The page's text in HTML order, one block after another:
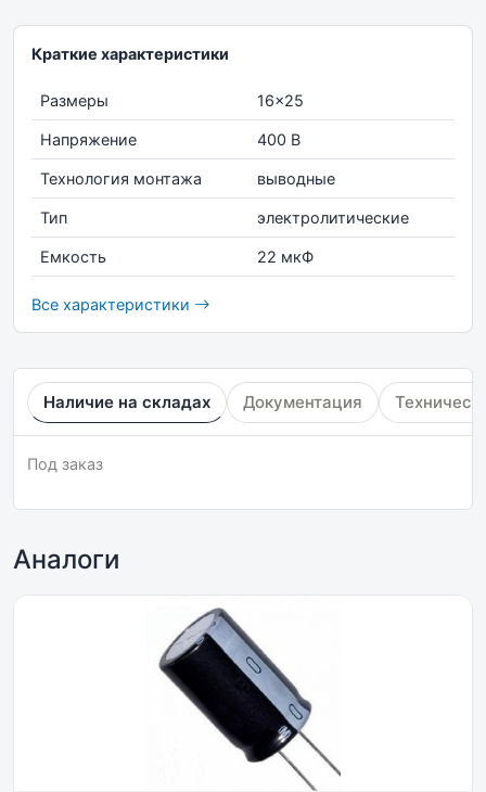
Краткие характеристики
Размеры 16x25
Напряжение 400 В
Технология монтажа выводные
Тип электролитические
Емкость 22 мкФ
Все характеристики
Наличие на складах Документация
Под заказ
Аналоги